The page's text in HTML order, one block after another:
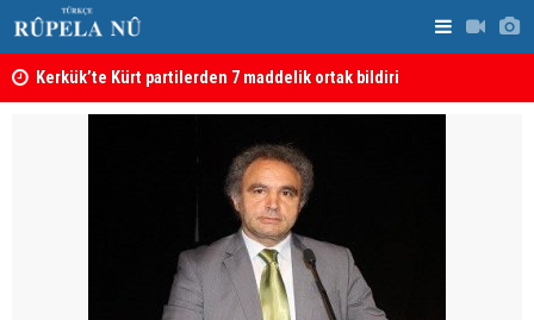
Kerkük’te Kürt partilerden 7 maddelik ortak bildiri